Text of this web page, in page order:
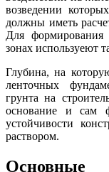
возведении
должны иметь
Для формирования
зонах используеют
Глубина, на
ленточных
грунта на
основание и сам
устойчивости
раствором.